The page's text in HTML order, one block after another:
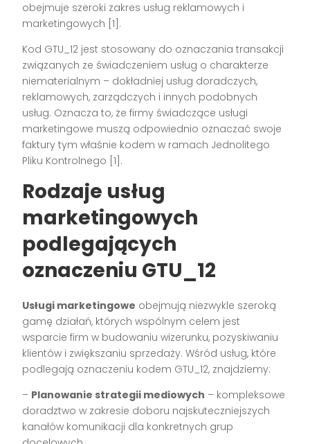
obejmuje szeroki zakres usług reklamowych i
marketingowych [1].
Kod GTU_12 jest stosowany do oznaczania transakcji
związanych ze świadczeniem usług o charakterze
niematerialnym – dokładniej usług doradczych,
reklamowych, zarządczych i innych podobnych
usług. Oznacza to, że firmy świadczące usługi
marketingowe muszą odpowiednio oznaczać swoje
faktury tym właśnie kodem w ramach Jednolitego
Pliku Kontrolnego [1].
Rodzaje usług
marketingowych
podlegających
oznaczeniu GTU_12
Usługi marketingowe obejmują niezwykle szeroką
gamę działań, których wspólnym celem jest
wsparcie firm w budowaniu wizerunku, pozyskiwaniu
klientów i zwiększaniu sprzedaży. Wśród usług, które
podlegają oznaczeniu kodem GTU_12, znajdziemy:
– Planowanie strategii mediowych – kompleksowe
doradztwo w zakresie doboru najskuteczniejszych
kanałów komunikacji dla konkretnych grup